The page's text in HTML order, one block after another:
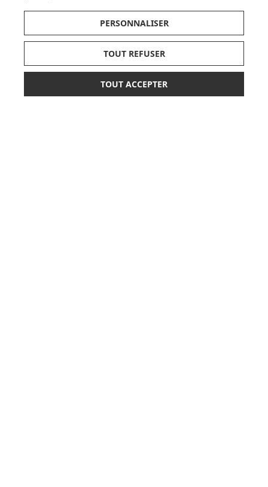
* AJOUTER AU PANIER
SUIVEZ NOS ACTUS,
NOUVEAUTÉS, OFFRES...
PERSONNALISER
TOUT REFUSER
TOUT ACCEPTER